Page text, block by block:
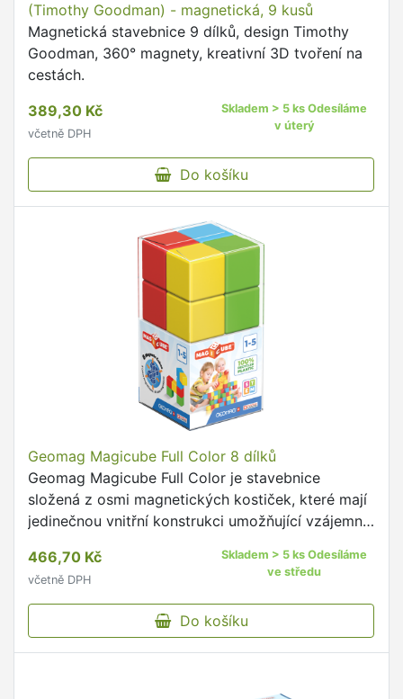
(Timothy Goodman) - magnetická, 9 kusů
Magnetická stavebnice 9 dílků, design Timothy
Goodman, 360° magnety, kreativní 3D tvoření na
cestách.
389,30 Kč
včetně DPH
Skladem > 5 ks Odesíláme
v úterý
Do košíku
Geomag Magicube Full Color 8 dílků
Geomag Magicube Full Color je stavebnice
složená z osmi magnetických kostiček, které mají
jedinečnou vnitřní konstrukci umožňující vzájemné
466,70 Kč
včetně DPH
Skladem > 5 ks Odesíláme
ve středu
Do košíku